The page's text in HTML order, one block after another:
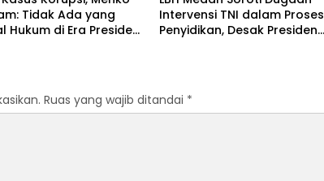
Tidak Ada yang
Hukum di Era Presiden
Intervensi TNI dalam Proses
Penyidikan, Desak Presiden
Ruas yang wajib ditandai *